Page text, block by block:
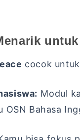
cocok
Modul
OSN Bahasa